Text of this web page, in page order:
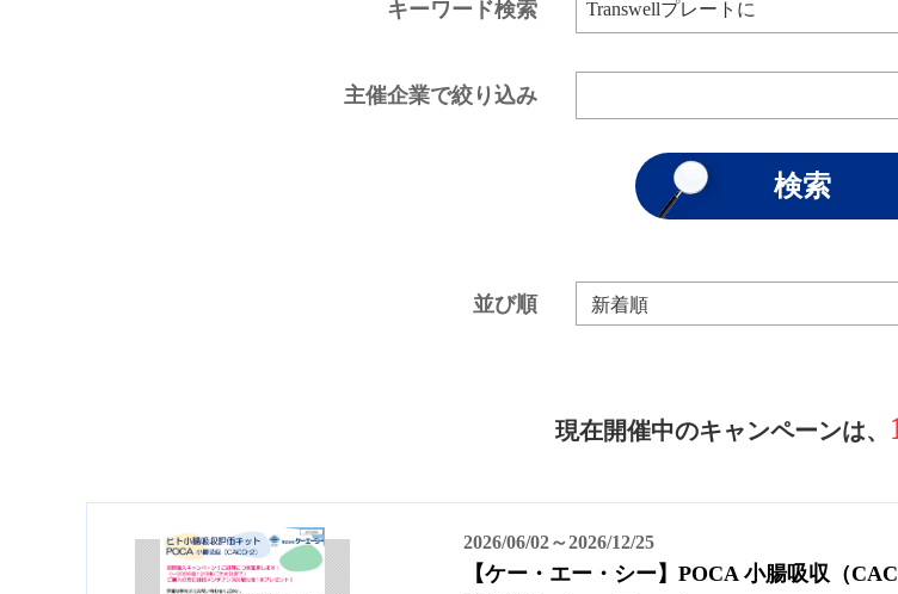
キーワード検索
主催企業で絞り込み
並び順
現在開催中のキャンペーンは、
2026/06/02～2026/12/25
【ケー・エー・シー】POCA 小腸吸収（